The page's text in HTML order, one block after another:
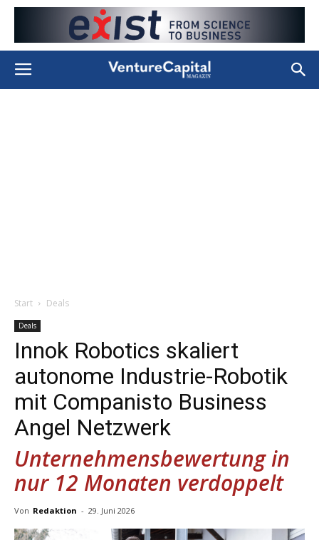
Start Deals
Deals
Innok Robotics skaliert
autonome Industrie-Robotik
mit Companisto Business
Angel Netzwerk
Unternehmensbewertung in
nur 12 Monaten verdoppelt
Von Redaktion - 29. Juni 2026